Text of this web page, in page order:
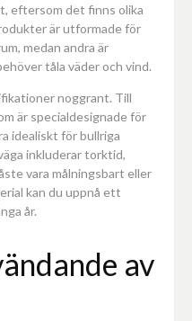
eftersom det finns olika
är utformade för
medan andra är
tåla väder och vind.
noggrant. Till
är specialdesignade för
idealiskt för bullriga
inkluderar torktid,
vara målningsbart eller
kan du uppnå ett
år.
av